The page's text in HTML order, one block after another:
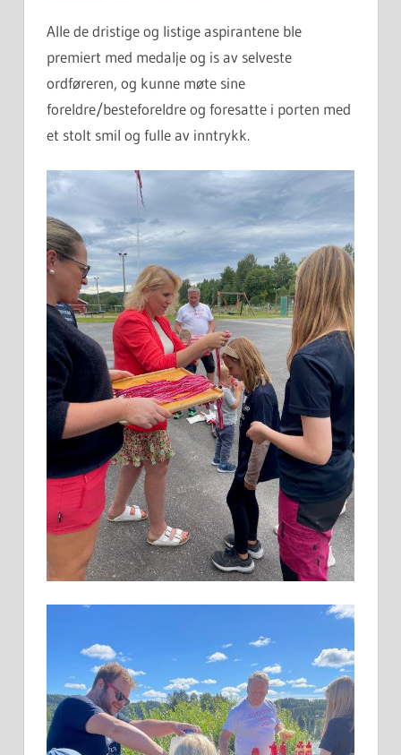
Alle de dristige og listige aspirantene ble
premiert med medalje og is av selveste
ordføreren, og kunne møte sine
foreldre/besteforeldre og foresatte i porten med
et stolt smil og fulle av inntrykk.